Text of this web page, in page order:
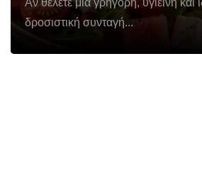
Αν θέλετε μια γρήγορη, υγιεινή και
δροσιστική συνταγή...